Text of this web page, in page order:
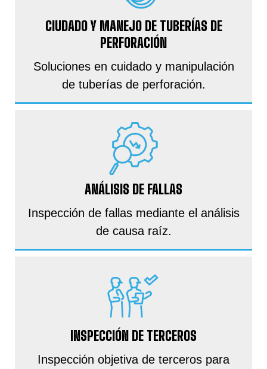
CIUDADO Y MANEJO DE TUBERÍAS DE
PERFORACIÓN
Soluciones en cuidado y manipulación
de tuberías de perforación.
ANÁLISIS DE FALLAS
Inspección de fallas mediante el análisis
de causa raíz.
INSPECCIÓN DE TERCEROS
Inspección objetiva de terceros para